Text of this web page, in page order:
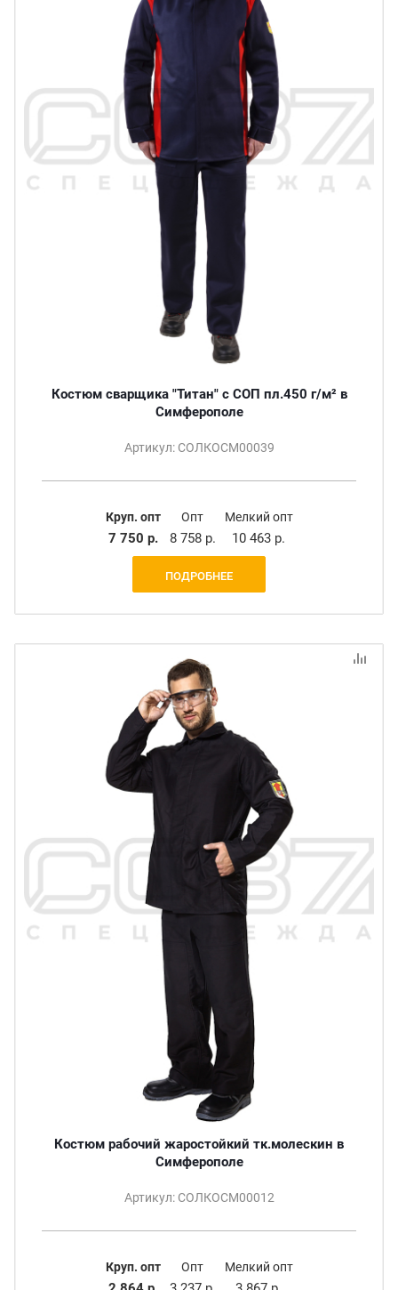
Костюм сварщика "Титан" с СОП пл.450 г/м² в
Симферополе
Артикул: СОЛКОСМ00039
Круп. опт
7 750 р.
Опт
8 758 р.
Мелкий опт
10 463 р.
ПОДРОБНЕЕ
Костюм рабочий жаростойкий тк.молескин в
Симферополе
Артикул: СОЛКОСМ00012
Круп. опт Опт Мелкий опт